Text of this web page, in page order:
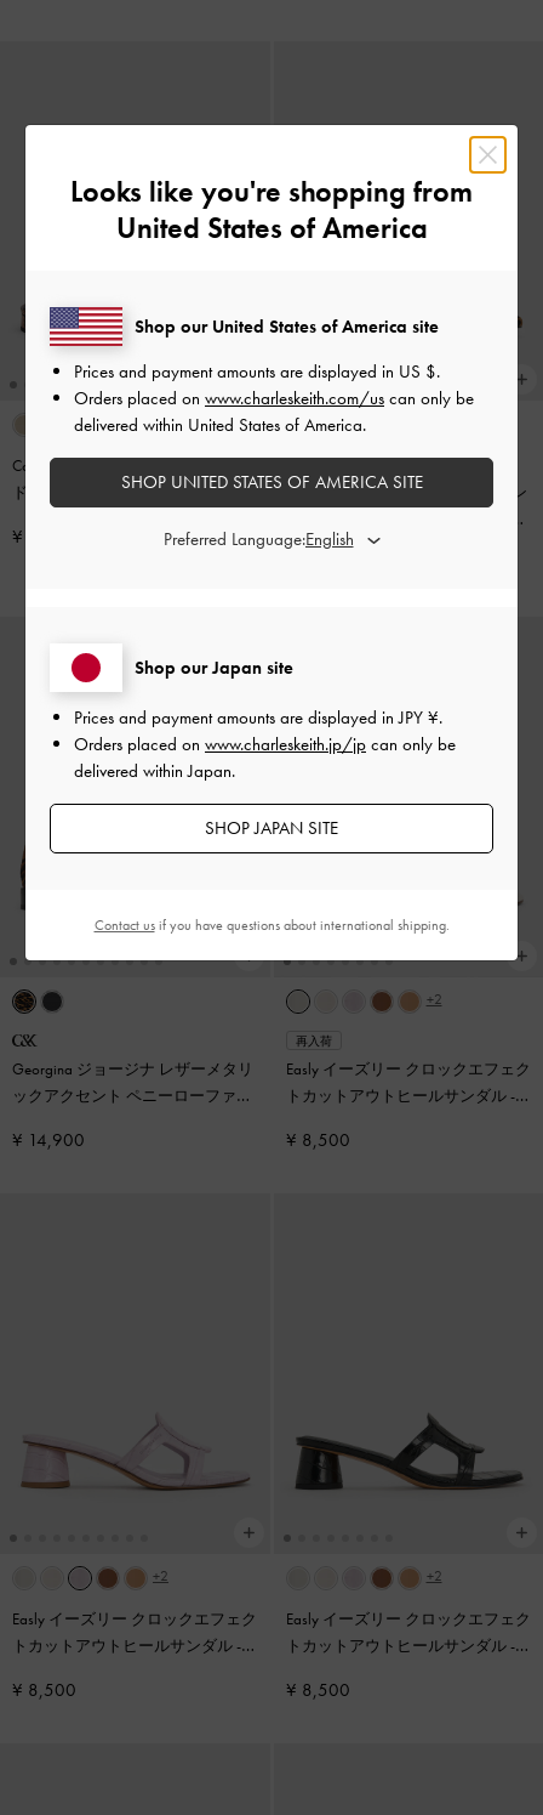
Cordelia コーディリア ポインテッ
ドスリングバックフラット-アニ
¥ 8,900
Georgina ジョージナ レザーポイン
テッドトゥ キトゥンヒールパンプ
ス-アニマルプリントブラウン
Georgina ジョージナ レザーメタリ
ックアクセント ペニーローファー
¥ 14,900
+2
再入荷
Easly イーズリー クロックエフェク
トカットアウトヒールサンダル-
¥ 8,500
+2
Easly イーズリー クロックエフェク
トカットアウトヒールサンダル-
¥ 8,500
+2
Easly イーズリー クロックエフェク
トカットアウトヒールサンダル-
¥ 8,500
Looks like you're shopping from
United States of America
Shop our Japan site
Prices and payment amounts are displayed inJPY ¥.
Orders placed on www.charleskeith.jp/jp can only be
delivered within Japan.
SHOP JAPAN SITE
Shop our United States of America site
Prices and payment amounts are displayed in US $.
Orders placed on www.charleskeith.com/us can only be
delivered within United States of America.
SHOP UNITED STATES OF AMERICA SITE
Preferred Language:
Contact usif you have questions about international shipping.